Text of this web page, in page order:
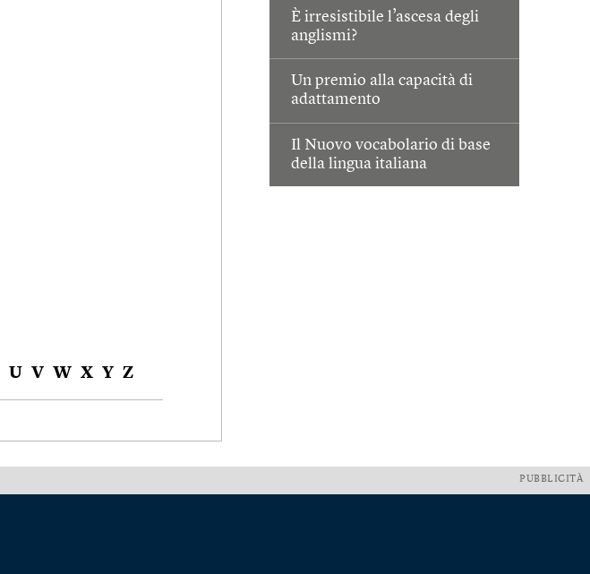
È irresistibile l’ascesa degli
anglismi?
Un premio alla capacità di
adattamento
Il Nuovo vocabolario di base
della lingua italiana
U V W X Y Z
PUBBLICITÀ